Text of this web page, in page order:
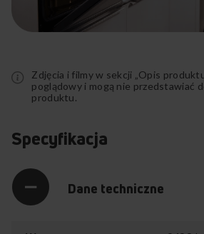
Zdjęcia i filmy w sekcji „Opis
poglądowy i mogą nie przedstawiać
produktu.
opis
Specyfikacja
Dane techniczne